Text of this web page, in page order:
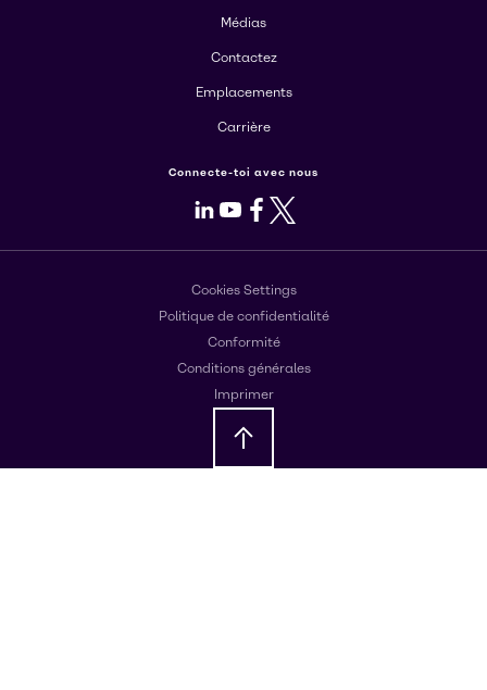
Médias
Contactez
Emplacements
Carrière
Connecte-toi avec nous
LinkedIn
Youtube
Facebook
X
Cookies Settings
Politique de confidentialité
Conformité
Conditions générales
Imprimer